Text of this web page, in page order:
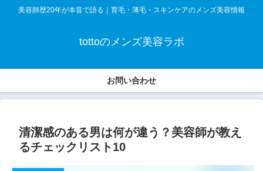
美容師歴20年が本音で語る｜育毛・薄毛・スキンケアのメンズ美容情報
tottoのメンズ美容ラボ
お問い合わせ
清潔感のある男は何が違う？美容師が教え
るチェックリスト10